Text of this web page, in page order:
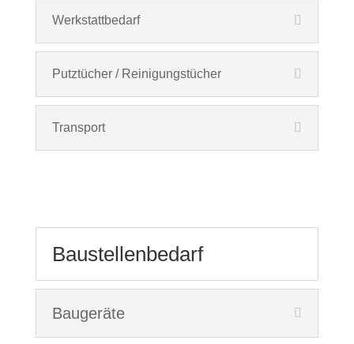
Werkstattbedarf
Putztücher / Reinigungstücher
Transport
Baustellenbedarf
Baugeräte